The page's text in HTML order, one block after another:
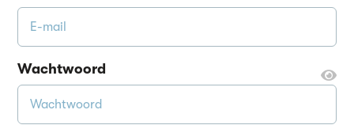
Wachtwoord